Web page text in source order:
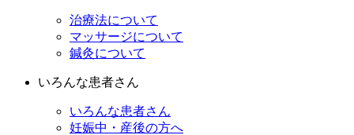
治療法について
マッサージについて
鍼灸について
いろんな患者さん
いろんな患者さん
妊娠中・産後の方へ